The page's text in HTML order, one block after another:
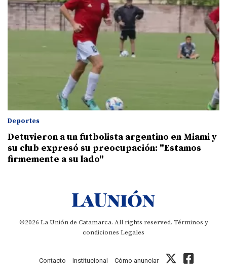
Deportes
Detuvieron a un futbolista argentino en Miami y
su club expresó su preocupación: "Estamos
firmemente a su lado"
©2026 La Unión de Catamarca. All rights reserved. Términos y
condiciones Legales
Contacto Institucional Cómo anunciar